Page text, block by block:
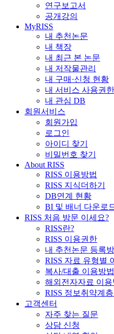
연구보고서
공개강의
MyRISS
내 추천논문
내 책장
내 최근 본 논문
내 저작물관리
내 구매·신청 현황
내 서비스 사용권한
내 관심 DB
회원서비스
회원가입
로그인
아이디 찾기
비밀번호 찾기
About RISS
RISS 이용방법
RISS 지식더하기
DB연계 현황
BI 및 배너 다운로
RISS 처음 방문 이세요?
RISS란?
RISS 이용권한
내 추천논문 등록
RISS 자료 유형별
복사/대출 이용방법
해외전자자료 이용
RISS 정보취약계
고객센터
자주 찾는 질문
상담 신청